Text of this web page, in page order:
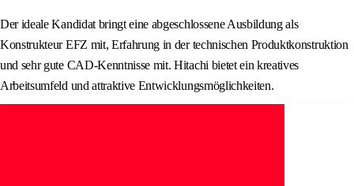
Der ideale Kandidat bringt eine abgeschlossene Ausbildung als
Konstrukteur EFZ mit, Erfahrung in der technischen Produktkonstruktion
und sehr gute CAD-Kenntnisse mit. Hitachi bietet ein kreatives
Arbeitsumfeld und attraktive Entwicklungsmöglichkeiten.